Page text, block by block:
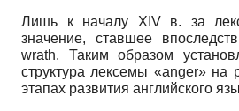
Лишь к началу XIV в. за
значение, ставшее
wrath. Таким образом
структура лексемы «anger» на
этапах развития английского